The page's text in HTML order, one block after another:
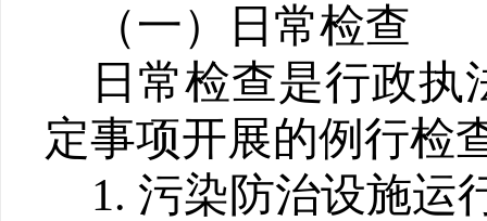
（一）日常检查
日常检查是行政
定事项开展的例行检
1. 污染防治设施运